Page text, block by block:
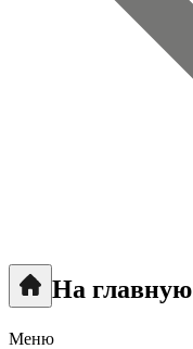
На главную
Меню